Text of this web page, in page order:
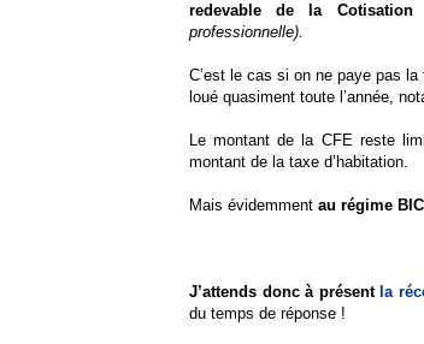
redevable de la Cotisation
professionnelle).
C’est le cas si on ne paye pas
loué quasiment toute l’année,
Le montant de la CFE reste
montant de la taxe d’habitation.
Mais évidemment au régime
J’attends donc à présent la
du temps de réponse !